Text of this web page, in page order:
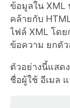
ข้อมูลใน XML
คล้ายกับ
ไฟล์ XML โด
ข้อความ ยกตัว
ตัวอย่างนี้แสด
ชื่อผู้ใช้ อีเมล